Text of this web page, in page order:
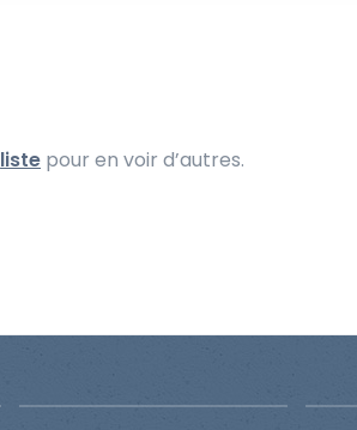
liste pour en voir d’autres.